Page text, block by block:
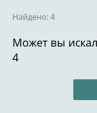
Найдено: 4
Может вы
4